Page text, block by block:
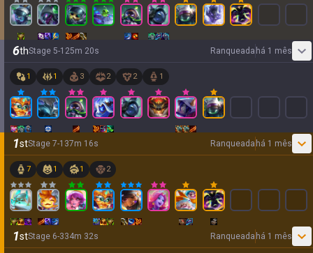
6thStage 5-1 25m 20s Ranqueada há 1 mês
1 1 3 2 2 1
1stStage 7-1 37m 16s Ranqueada há 1 mês
7 1 1 2
1stStage 6-334m 32s Ranqueada há 1 mês